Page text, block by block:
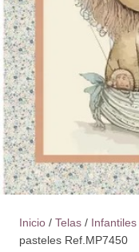
Inicio / Telas / Infantiles
pasteles Ref.MP7450